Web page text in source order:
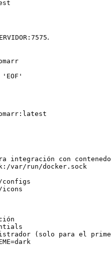
.
integración con
var/run/docker.sock
configs
icons
(solo para el